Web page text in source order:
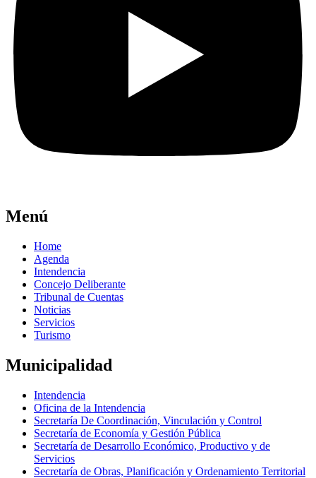
Menú
Home
Agenda
Intendencia
Concejo Deliberante
Tribunal de Cuentas
Noticias
Servicios
Turismo
Municipalidad
Intendencia
Oficina de la Intendencia
Secretaría De Coordinación, Vinculación y Control
Secretaría de Economía y Gestión Pública
Secretaría de Desarrollo Económico, Productivo y de
Servicios
Secretaría de Obras, Planificación y Ordenamiento Territorial